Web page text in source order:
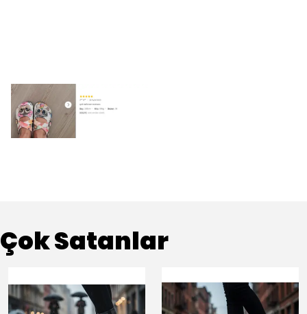
Çok Satanlar